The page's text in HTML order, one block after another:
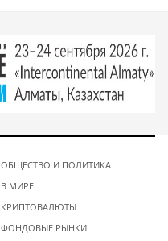
ОБЩЕСТВО И ПОЛИТИКА
В МИРЕ
КРИПТОВАЛЮТЫ
ФОНДОВЫЕ РЫНКИ